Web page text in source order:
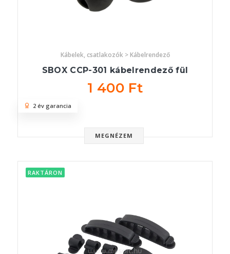
Kábelek, csatlakozók > Kábelrendező
SBOX CCP-301 kábelrendező fül
1 400 Ft
MEGNÉZEM
2 év garancia
RAKTÁRON